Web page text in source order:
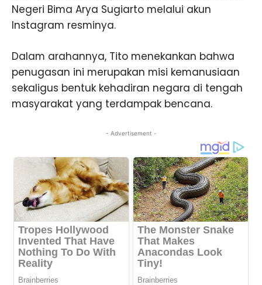
Negeri Bima Arya Sugiarto melalui akun
Instagram resminya.
Dalam arahannya, Tito menekankan bahwa
penugasan ini merupakan misi kemanusiaan
sekaligus bentuk kehadiran negara di tengah
masyarakat yang terdampak bencana.
- Advertisement -